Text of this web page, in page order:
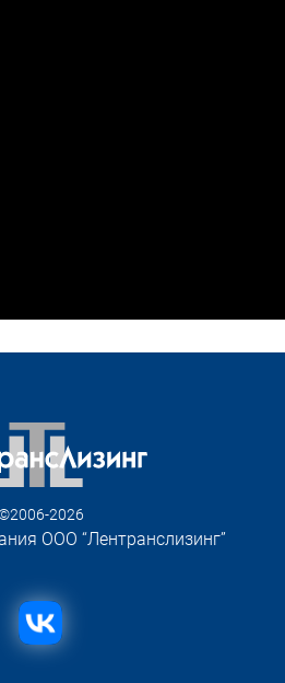
2026
ООО “Лентранслизинг”